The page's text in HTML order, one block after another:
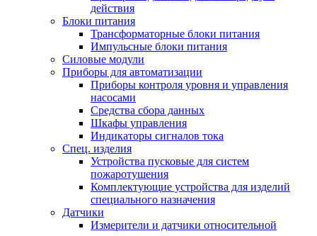
действия
Блоки питания
Трансформаторные блоки питания
Импульсные блоки питания
Силовые модули
Приборы для автоматизации
Приборы контроля уровня и управления
насосами
Средства сбора данных
Шкафы управления
Индикаторы сигналов тока
Спец. изделия
Устройства пусковые для систем
пожаротушения
Комплектующие устройства для изделий
специального назначения
Датчики
Измерители и датчики относительной